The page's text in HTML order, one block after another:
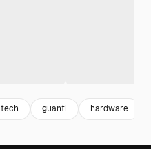
tech guanti hardware